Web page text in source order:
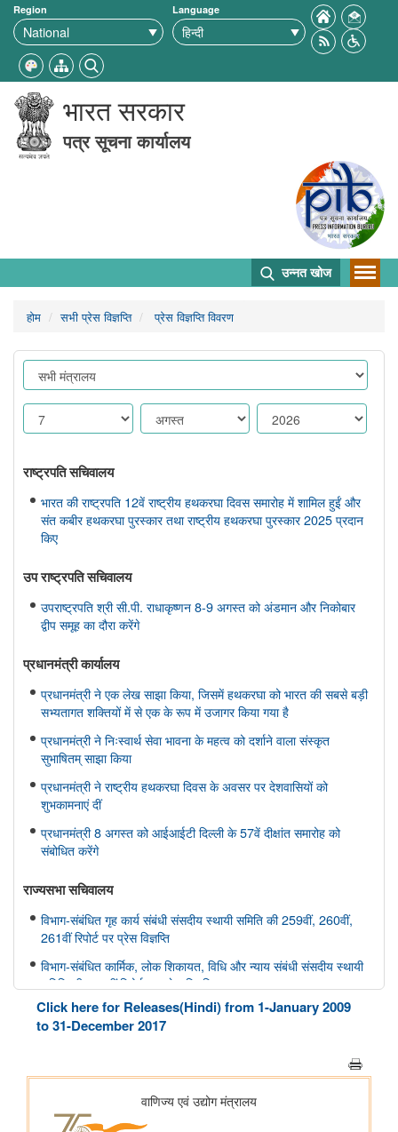
Region Language
भारत सरकार
पत्र सूचना कार्यालय
उन्नत खोज
होम सभी प्रेस विज्ञप्ति प्रेस विज्ञप्ति विवरण
राष्ट्रपति सचिवालय
भारत की राष्ट्रपति 12वें राष्ट्रीय हथकरघा दिवस समारोह में शामिल हुईं और
संत कबीर हथकरघा पुरस्कार तथा राष्ट्रीय हथकरघा पुरस्कार 2025 प्रदान
किए
उप राष्ट्रपति सचिवालय
उपराष्ट्रपति श्री सी.पी. राधाकृष्णन 8-9 अगस्त को अंडमान और निकोबार
द्वीप समूह का दौरा करेंगे
प्रधानमंत्री कार्यालय
प्रधानमंत्री ने एक लेख साझा किया, जिसमें हथकरघा को भारत की सबसे बड़ी
सभ्यतागत शक्तियों में से एक के रूप में उजागर किया गया है
प्रधानमंत्री ने निःस्वार्थ सेवा भावना के महत्व को दर्शाने वाला संस्कृत
सुभाषितम् साझा किया
प्रधानमंत्री ने राष्ट्रीय हथकरघा दिवस के अवसर पर देशवासियों को
शुभकामनाएं दीं
प्रधानमंत्री 8 अगस्त को आईआईटी दिल्ली के 57वें दीक्षांत समारोह को
संबोधित करेंगे
राज्यसभा सचिवालय
विभाग-संबंधित गृह कार्य संबंधी संसदीय स्थायी समिति की 259वीं, 260वीं,
261वीं रिपोर्ट पर प्रेस विज्ञप्ति
विभाग-संबंधित कार्मिक, लोक शिकायत, विधि और न्याय संबंधी संसदीय स्थायी
समिति की 166वीं रिपोर्ट पर प्रेस विज्ञप्ति
विभाग-संबंधित कार्मिक, लोक शिकायत, विधि और न्याय संबंधी संसदीय स्थायी
समिति की 165वीं रिपोर्ट पर प्रेस विज्ञप्ति
विभाग-संबंधित विज्ञान तथा प्रौद्योगिकी, पर्यावरण, वन और जलवायु परिवर्तन
संबंधी संसदीय स्थायी समिति की 412वीं रिपोर्ट पर प्रेस विज्ञप्ति
विभाग-संबंधित विज्ञान तथा प्रौद्योगिकी, पर्यावरण, वन और जलवायु परिवर्तन
संबंधी संसदीय स्थायी समिति की 413-415वीं रिपोर्ट पर प्रेस विज्ञप्ति
Click here for Releases(Hindi) from 1-January 2009
to 31-December 2017